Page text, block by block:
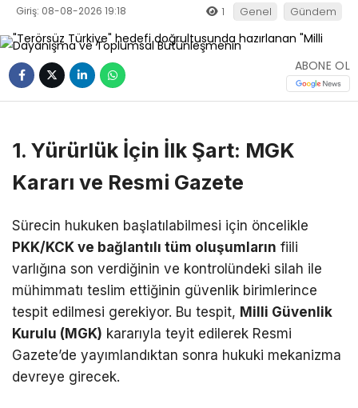
Giriş: 08-08-2026 19:18 1 Genel Gündem
ABONE OL
1. Yürürlük İçin İlk Şart: MGK
Kararı ve Resmi Gazete
Sürecin hukuken başlatılabilmesi için öncelikle
PKK/KCK ve bağlantılı tüm oluşumların fiili
varlığına son verdiğinin ve kontrolündeki silah ile
mühimmatı teslim ettiğinin güvenlik birimlerince
tespit edilmesi gerekiyor. Bu tespit, Milli Güvenlik
Kurulu (MGK) kararıyla teyit edilerek Resmi
Gazete’de yayımlandıktan sonra hukuki mekanizma
devreye girecek.